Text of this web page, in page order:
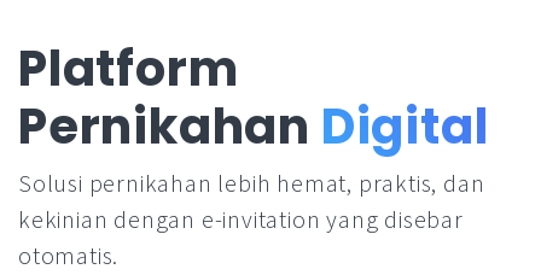
Platform
Pernikahan Digital
Solusi pernikahan lebih hemat, praktis, dan
kekinian dengan e-invitation yang disebar
otomatis.